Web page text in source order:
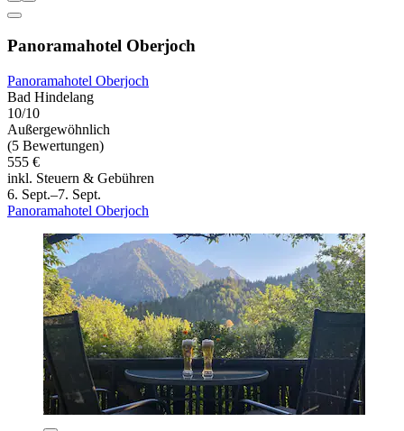
Panoramahotel Oberjoch
Panoramahotel Oberjoch
Bad Hindelang
10/10
Außergewöhnlich
(5 Bewertungen)
555 €
inkl. Steuern & Gebühren
6. Sept.–7. Sept.
Panoramahotel Oberjoch